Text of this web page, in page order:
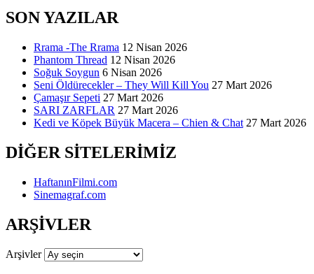
SON YAZILAR
Rrama -The Rrama 12 Nisan 2026
Phantom Thread 12 Nisan 2026
Soğuk Soygun 6 Nisan 2026
Seni Öldürecekler – They Will Kill You 27 Mart 2026
Çamaşır Sepeti 27 Mart 2026
SARI ZARFLAR 27 Mart 2026
Kedi ve Köpek Büyük Macera – Chien & Chat 27 Mart 2026
DIĞER SITELERIMIZ
HaftanınFilmi.com
Sinemagraf.com
ARŞIVLER
Arşivler